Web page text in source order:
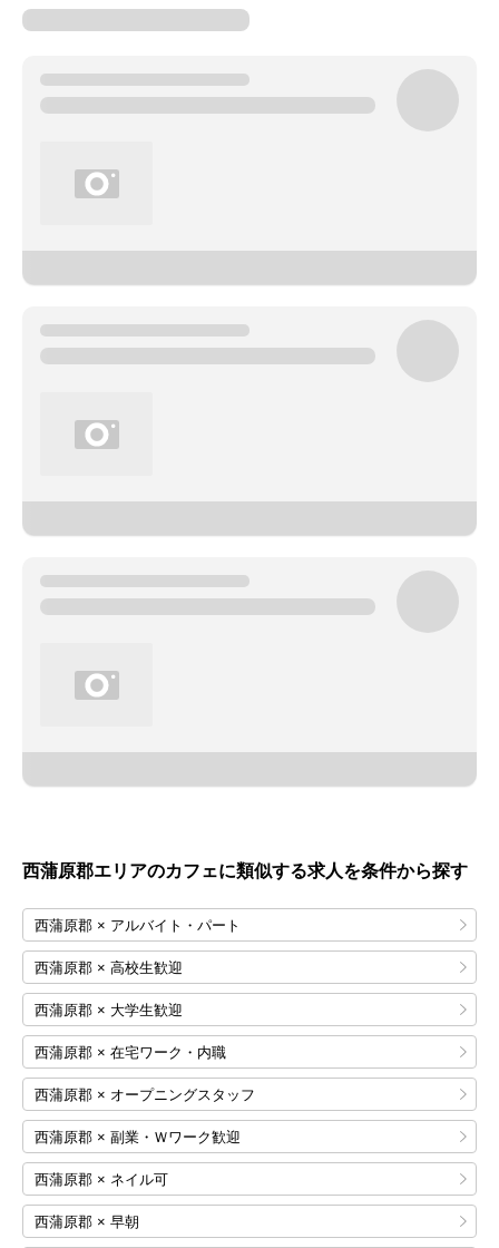
西蒲原郡エリアのカフェに類似する求人を条件から探す
西蒲原郡 × アルバイト・パート
西蒲原郡 × 高校生歓迎
西蒲原郡 × 大学生歓迎
西蒲原郡 × 在宅ワーク・内職
西蒲原郡 × オープニングスタッフ
西蒲原郡 × 副業・Ｗワーク歓迎
西蒲原郡 × ネイル可
西蒲原郡 × 早朝